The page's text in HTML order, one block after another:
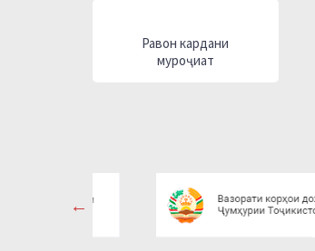
Равон кардани
муроҷиат